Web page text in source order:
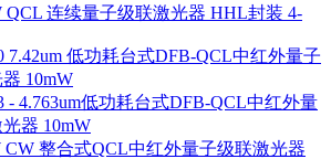
QCL 连续量子级联激光器 HHL封装 4-
7.42um 低功耗台式DFB-QCL中红外量子
10mW
- 4.763um低功耗台式DFB-QCL中红外量
器 10mW
CW 整合式QCL中红外量子级联激光器